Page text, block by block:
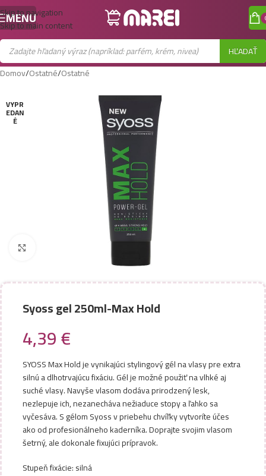
Skip to navigation
Skip to main content
MENU
HĽADAŤ
Domov/Ostatné/Ostatné
VYPR
EDAN
É
Syoss gel 250ml-Max Hold
4,39€
SYOSS Max Hold je vynikajúci stylingový gél na vlasy pre extra
silnú a dlhotrvajúcu fixáciu. Gél je možné použiť na vlhké aj
suché vlasy. Navyše vlasom dodáva prirodzený lesk,
nezlepuje ich, nezanecháva nežiaduce stopy a ľahko sa
vyčesáva. S gélom Syoss v priebehu chvíľky vytvoríte účes
ako od profesionálneho kaderníka. Doprajte svojim vlasom
šetrný, ale dokonale fixujúci prípravok.
Stupeň fixácie: silná